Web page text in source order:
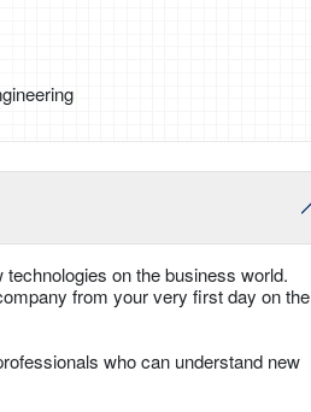
on the business world.
from your very first day on the
who can understand new